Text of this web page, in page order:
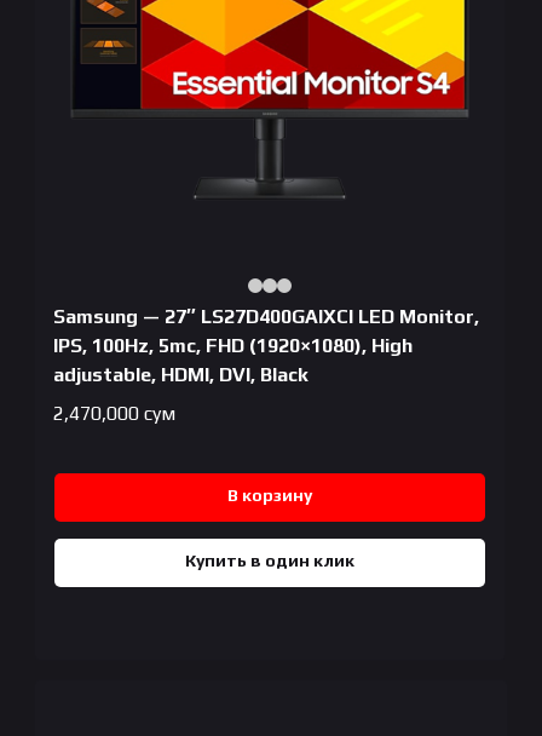
Samsung — 27″ LS27D400GAIXCI LED Monitor,
IPS, 100Hz, 5mc, FHD (1920×1080), High
adjustable, HDMI, DVI, Black
2,470,000 сум
В корзину
Купить в один клик